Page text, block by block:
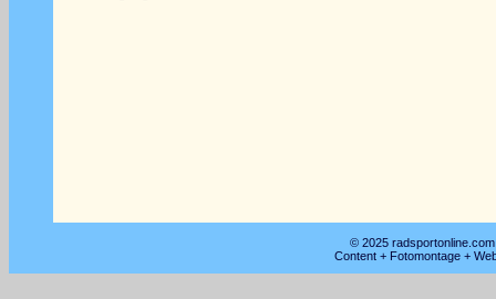
© 2025
Content + Fotomontage +